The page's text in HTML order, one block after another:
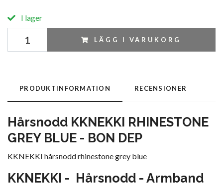
I lager
LÄGG I VARUKORG
PRODUKTINFORMATION RECENSIONER
Hårsnodd KKNEKKI RHINESTONE
GREY BLUE - BON DEP
KKNEKKI hårsnodd rhinestone grey blue
KKNEKKI - Hårsnodd - Armband